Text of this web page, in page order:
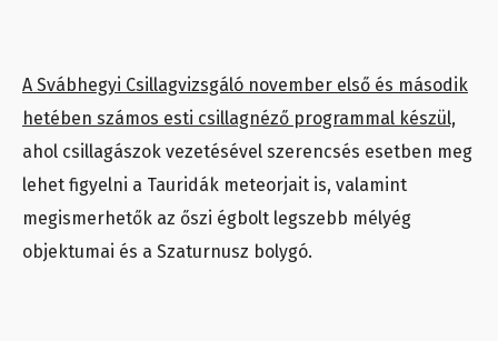
A Svábhegyi Csillagvizsgáló november első és második
hetében számos esti csillagnéző programmal készül,
ahol csillagászok vezetésével szerencsés esetben meg
lehet figyelni a Tauridák meteorjait is, valamint
megismerhetők az őszi égbolt legszebb mélyég
objektumai és a Szaturnusz bolygó.